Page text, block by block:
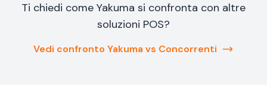
Ti chiedi come Yakuma si confronta con altre
soluzioni POS?
Vedi confronto Yakuma vs Concorrenti